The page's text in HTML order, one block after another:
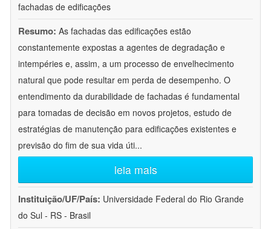
fachadas de edificações
Resumo: As fachadas das edificações estão
constantemente expostas a agentes de degradação e
intempéries e, assim, a um processo de envelhecimento
natural que pode resultar em perda de desempenho. O
entendimento da durabilidade de fachadas é fundamental
para tomadas de decisão em novos projetos, estudo de
estratégias de manutenção para edificações existentes e
previsão do fim de sua vida úti...
leia mais
Instituição/UF/País: Universidade Federal do Rio Grande
do Sul - RS - Brasil